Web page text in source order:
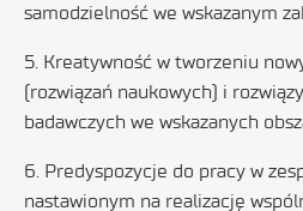
samodzielność we wskazanym
5. Kreatywność w tworzeniu
(rozwiązań naukowych) i
badawczych we wskazanych
6. Predyspozycje do pracy w
nastawionym na realizację